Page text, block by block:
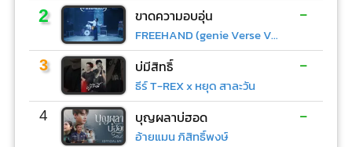
2 ขาดความอบอุ่น
FREEHAND (genie Verse Vol.1)
-
3 บ่มีสิทธิ์
ธีร์ T-REX x หยุด สาละวัน
-
4 บุญผลาบ่ฮอด
อ้ายแมน ภิสิทธิ์พงษ์
-